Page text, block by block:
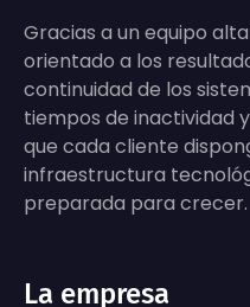
Gracias a un equipo
orientado a los
continuidad de los
tiempos de inactividad
que cada cliente
infraestructura
preparada para crecer.
La empresa